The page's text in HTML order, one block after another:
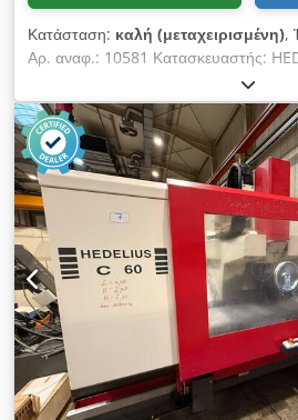
τάση κατόπιν συνεννόησης.
Κατάσταση: καλή (μεταχειρισμένη),
Αρ. αναφ.: 10581 Κατασκευαστής:
Magnum Έτος κατασκευής: 2008
Σύστημα ελέγχου: HEIDENHAIN iTNC
αποθήκευσης: Halberstadt Χώρα
Διαδρομή άξονα X: 945 mm
Διαδρομή άξονα Z: 600 mm Άξονας
Cjdpfxezc D Ags Agmoha Υποδοχή
τραπεζιού: 600 kg Αλλάκτης
ατράκτου: 10 - 8.000 σ.α.λ. Ισχύς
Συνολική απαίτηση ισχύος: 55 kW
Άξονας Α (άξονας περιστροφής): °
τραπεζιού: 800 x 630 mm
Εκκρεμές κατεργασία με
τραπέζι μηχανής - Σύστημα ψυκτικού
απορριμμάτων - Πλήρες περίβλημα
επιθεωρηθεί υπό ρεύμα μετά από